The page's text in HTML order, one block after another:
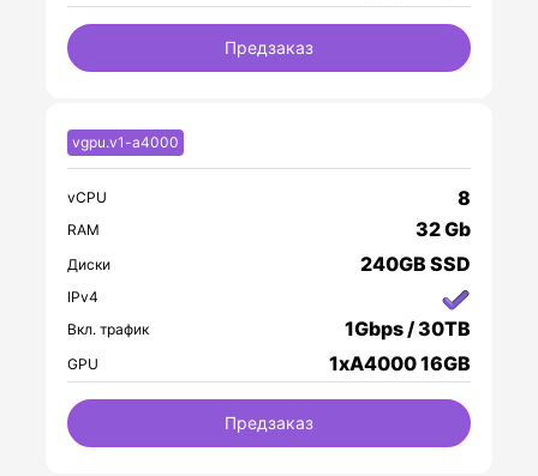
Предзаказ
vgpu.v1-a4000
vCPU 8
RAM 32 Gb
Диски 240GB SSD
IPv4
Вкл. трафик
1Gbps / 30TB
GPU 1xA4000 16GB
Предзаказ